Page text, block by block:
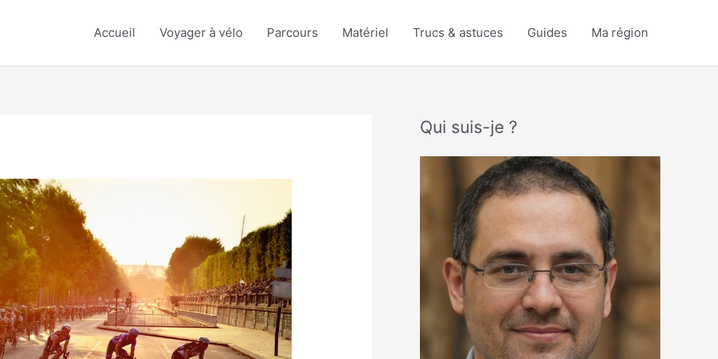
Accueil Voyager à vélo Parcours Matériel Trucs & astuces Guides Ma région
Qui suis-je ?